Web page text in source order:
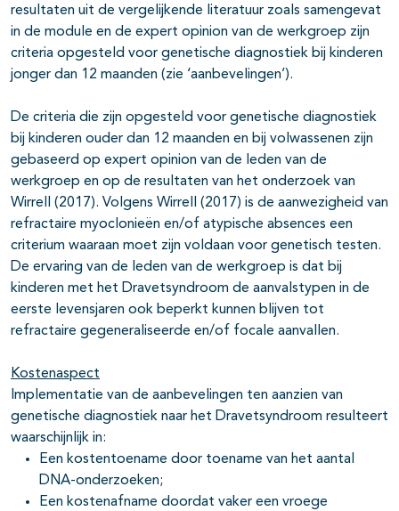
resultaten uit de vergelijkende literatuur zoals samengevat
in de module en de expert opinion van de werkgroep zijn
criteria opgesteld voor genetische diagnostiek bij kinderen
jonger dan 12 maanden (zie ‘aanbevelingen’).
De criteria die zijn opgesteld voor genetische diagnostiek
bij kinderen ouder dan 12 maanden en bij volwassenen zijn
gebaseerd op expert opinion van de leden van de
werkgroep en op de resultaten van het onderzoek van
Wirrell (2017). Volgens Wirrell (2017) is de aanwezigheid van
refractaire myoclonieën en/of atypische absences een
criterium waaraan moet zijn voldaan voor genetisch testen.
De ervaring van de leden van de werkgroep is dat bij
kinderen met het Dravetsyndroom de aanvalstypen in de
eerste levensjaren ook beperkt kunnen blijven tot
refractaire gegeneraliseerde en/of focale aanvallen.
Kostenaspect
Implementatie van de aanbevelingen ten aanzien van
genetische diagnostiek naar het Dravetsyndroom resulteert
waarschijnlijk in:
Een kostentoename door toename van het aantal
DNA-onderzoeken;
Een kostenafname doordat vaker een vroege